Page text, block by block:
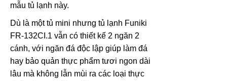
mẫu tủ lạnh này.
Dù là một tủ mini nhưng tủ lạnh Funiki
FR-132CI.1 vẫn có thiết kế 2 ngăn 2
cánh, với ngăn đá độc lập giúp làm đá
hay bảo quản thực phẩm tươi ngon dài
lâu mà không lẫn mùi ra các loại thực